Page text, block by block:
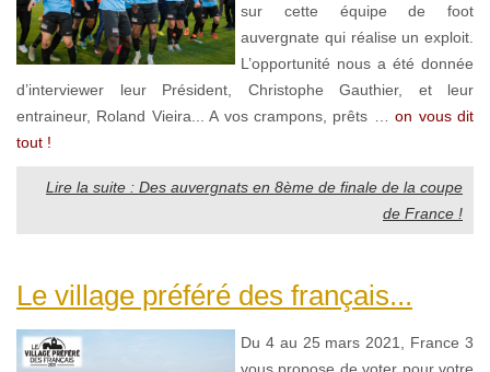
sur cette équipe de foot
auvergnate qui réalise un exploit.
L’opportunité nous a été donnée
d’interviewer leur Président, Christophe Gauthier, et leur
entraineur, Roland Vieira... A vos crampons, prêts …on vous dit
tout !
Lire la suite : Des auvergnats en 8ème de finale de la coupe
de France !
Le village préféré des français...
Du 4 au 25 mars 2021, France 3